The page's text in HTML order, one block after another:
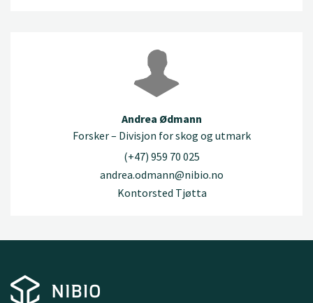
Andrea Ødmann
Forsker – Divisjon for skog og utmark
(+47) 959 70 025
andrea.odmann@nibio.no
Kontorsted Tjøtta